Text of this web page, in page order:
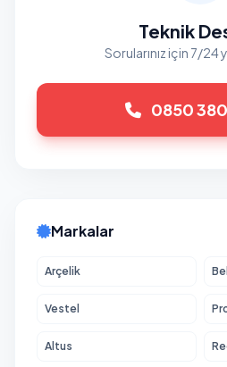
Teknik
Sorularınız için 7/24
0850
Markalar
Arçelik
Vestel
Altus